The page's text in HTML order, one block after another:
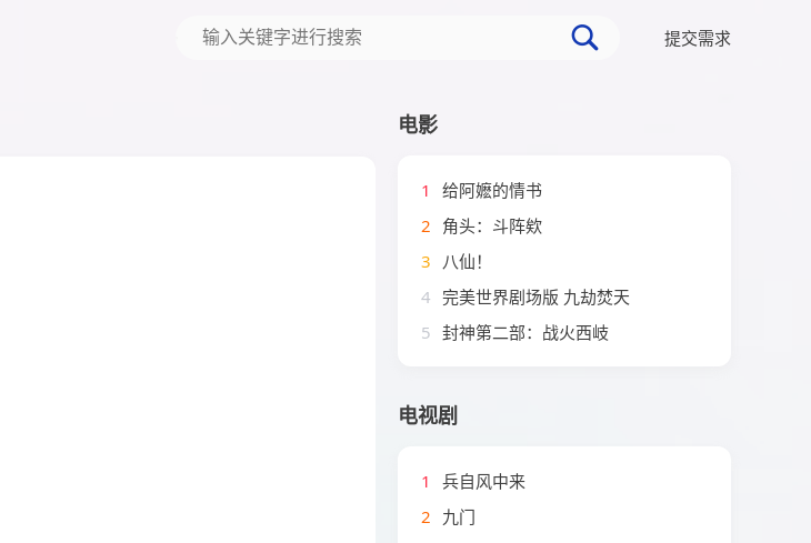
提交需求
电影
1
给阿嬷的情书
2 角头：斗阵欸
3 八仙！
4 完美世界剧场版 九劫焚天
5 封神第二部：战火西岐
电视剧
1
兵自风中来
2 九门